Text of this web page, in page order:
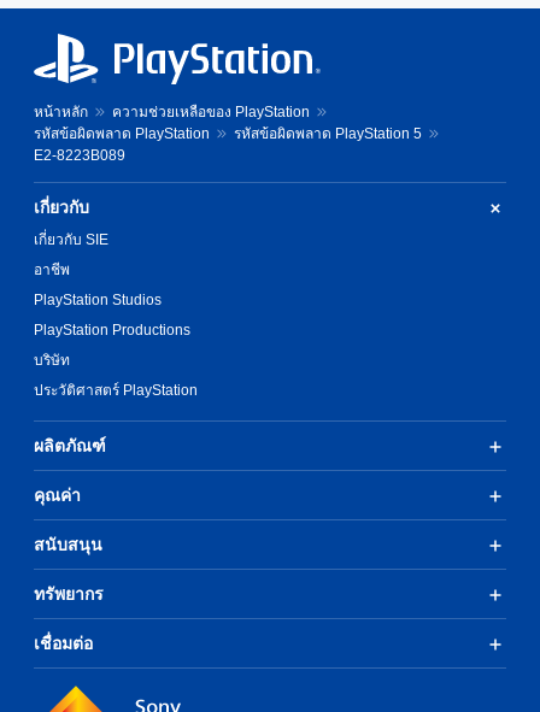
หน้าหลัก
ความช่วยเหลือของ PlayStation
รหัสข้อผิดพลาด PlayStation
รหัสข้อผิดพลาด PlayStation 5
E2-8223B089
เกี่ยวกับ
เกี่ยวกับ SIE
อาชีพ
PlayStation Studios
PlayStation Productions
บริษัท
ประวัติศาสตร์ PlayStation
ผลิตภัณฑ์
คุณค่า
สนับสนุน
ทรัพยากร
เชื่อมต่อ